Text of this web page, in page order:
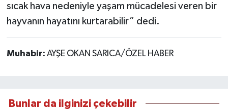
sıcak hava nedeniyle yaşam mücadelesi veren bir
hayvanın hayatını kurtarabilir” dedi.
Muhabir: AYŞE OKAN SARICA/ÖZEL HABER
Bunlar da ilginizi çekebilir